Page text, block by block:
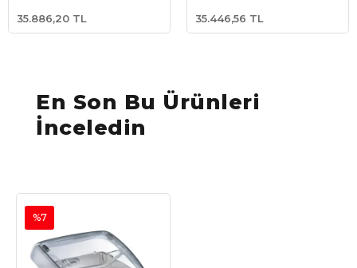
Çatı Havalandırması –
12V Fanlı Tavan
35.886,20 TL 35.446,56 TL
En Son Bu Ürünleri
İnceledin
%7